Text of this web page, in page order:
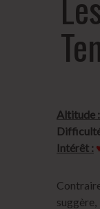
Altitude :
Intérêt :